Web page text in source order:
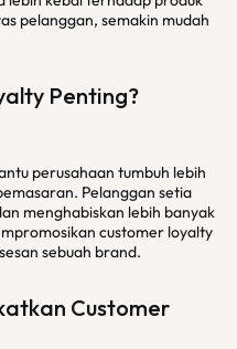
pelanggan, semakin mudah
Penting?
perusahaan tumbuh lebih
Pelanggan setia
menghabiskan lebih banyak
customer loyalty
sebuah brand.
Customer